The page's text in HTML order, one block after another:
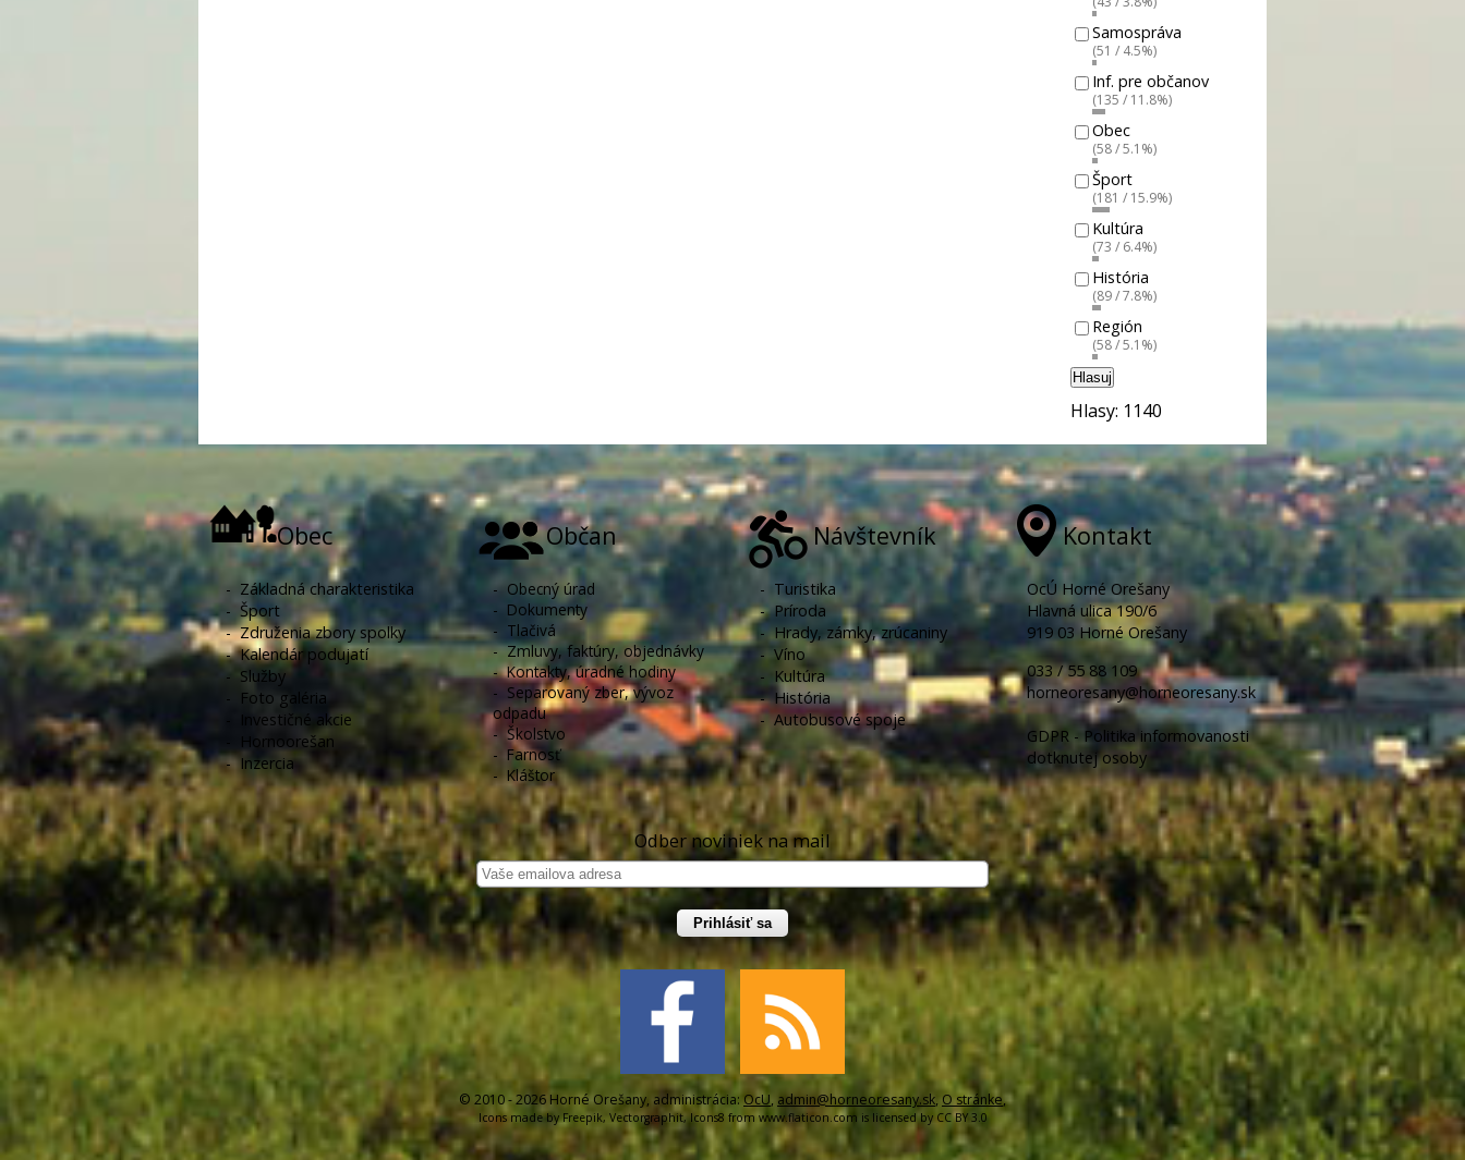
Samospráva
(51 / 4.5%)
Inf. pre občanov
(135 / 11.8%)
Obec
(58 / 5.1%)
Šport
(181 / 15.9%)
Kultúra
(73 / 6.4%)
História
(89 / 7.8%)
Región
(58 / 5.1%)
Hlasuj
Hlasy: 1140
Obec
- Základná charakteristika
- Šport
-Združenia zbory spolky
-Kalendár podujatí
- Služby
- Foto galéria
-
Investičné akcie
Hornoorešan
-Inzercia
Občan
- Obecný úrad
- Dokumenty
- Tlačivá
-Zmluvy, faktúry, objednávky
-Kontakty, úradné hodiny
- Separovaný zber, vývoz
odpadu
- Školstvo
-Farnosť
-Kláštor
Návštevník
- Turistika
-Príroda
-Hrady, zámky, zrúcaniny
- Víno
- Kultúra
-História
-Autobusové spoje
Kontakt
OcÚ Horné Orešany
Hlavná ulica 190/6
919 03 Horné Orešany
033 / 55 88 109
horneoresany@horneoresany.sk
GDPR - Politika informovanosti
dotknutej osoby
Odber noviniek na mail
Prihlásiť sa
© 2010 - 2026 Horné Orešany, administrácia: OcU, admin@horneoresany.sk, O stránke,
Icons made byFreepik, Vectorgraphit, Icons8 from www.flaticon.com is licensed by CC BY 3.0